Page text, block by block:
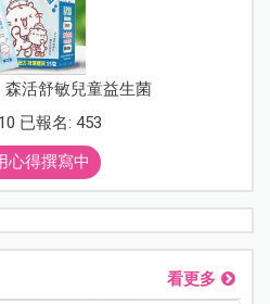
森活舒敏兒童益生菌
已報名: 453
心得撰寫中
看更多